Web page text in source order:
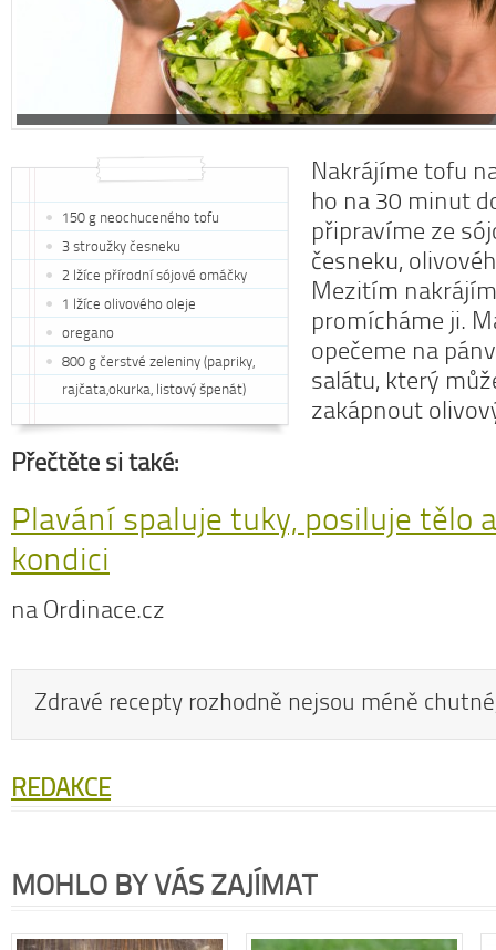
150 g neochuceného tofu
3 stroužky česneku
2 lžíce přírodní sójové omáčky
1 lžíce olivového oleje
oregano
800 g čerstvé zeleniny (papriky,
rajčata,okurka, listový špenát)
Nakrájíme tofu
ho na 30 minut
připravíme ze
česneku,
Mezitím
promícháme ji.
opečeme na
salátu, který
zakápnout
Přečtěte si také:
Plavání spaluje tuky, posiluje tělo
kondici
na Ordinace.cz
Zdravé recepty rozhodně nejsou méně
REDAKCE
MOHLO BY VÁS ZAJÍMAT